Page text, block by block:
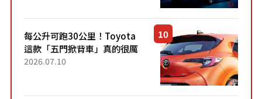
車？...
每公升可跑30公里！Toyota
這款「五門掀背車」真的很厲
害！ 擁有全長4.3公尺的「剛剛
2026.07.10